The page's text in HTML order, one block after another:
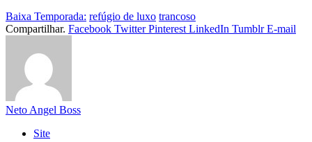
Baixa Temporada: refúgio de luxo trancoso
Compartilhar. Facebook Twitter Pinterest LinkedIn Tumblr E-mail
Neto Angel Boss
Site